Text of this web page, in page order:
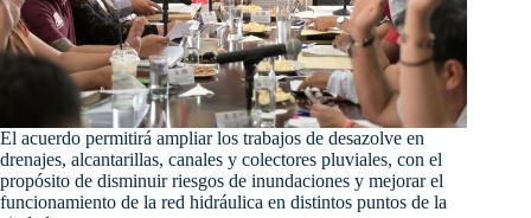
El acuerdo permitirá ampliar los trabajos de desazolve en
drenajes, alcantarillas, canales y colectores pluviales, con el
propósito de disminuir riesgos de inundaciones y mejorar el
funcionamiento de la red hidráulica en distintos puntos de la